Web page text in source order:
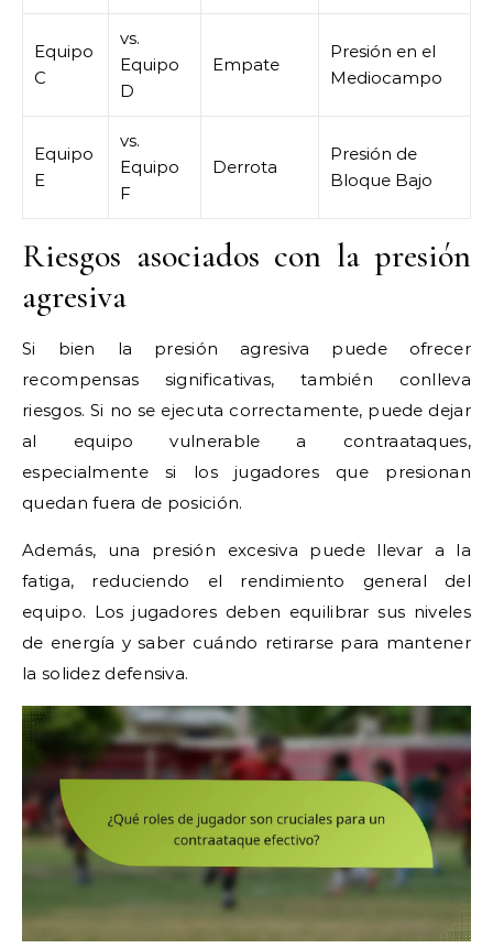
Equipo
C
vs.
Equipo
D
Empate
Presión en el
Mediocampo
Equipo
E
vs.
Equipo
F
Derrota
Presión de
Bloque Bajo
Riesgos asociados con la presión
agresiva
Si bien la presión agresiva puede ofrecer
recompensas significativas, también conlleva
riesgos. Si no se ejecuta correctamente, puede dejar
al equipo vulnerable a contraataques,
especialmente si los jugadores que presionan
quedan fuera de posición.
Además, una presión excesiva puede llevar a la
fatiga, reduciendo el rendimiento general del
equipo. Los jugadores deben equilibrar sus niveles
de energía y saber cuándo retirarse para mantener
la solidez defensiva.